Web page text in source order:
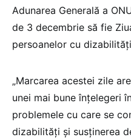
Adunarea Generală a
de 3 decembrie să fie
persoanelor cu
„Marcarea acestei zile
unei mai bune înţelegeri
problemele cu care se
dizabilităţi şi susţinerea